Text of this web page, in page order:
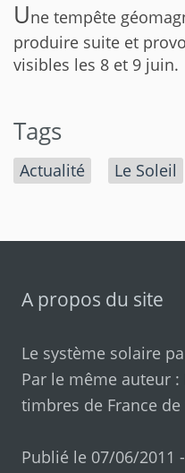
Une tempête
produire suite et
visibles les 8 et 9 juin.
Tags
Actualité Le Soleil
A propos du site
Le système solaire
Par le même auteur :
timbres de France
Publié le 07/06/2011